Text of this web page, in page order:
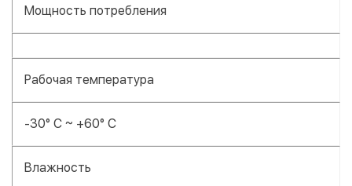
Мощность потребления
Рабочая температура
-30° C ~ +60° C
Влажность